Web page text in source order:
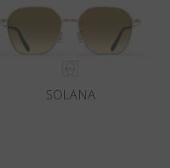
SOLANA